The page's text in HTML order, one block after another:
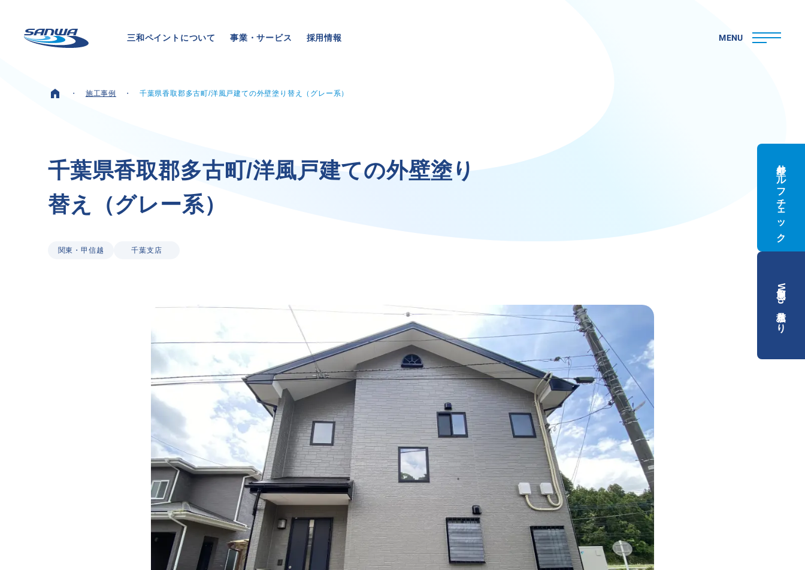
三和ペイントについて 事業・サービス 採用情報 MENU
三和ペイントについて
理念
代表メッセージ
拠点一覧
事業・サービス
無料点検・お見積もり
採用情報
よくある質問 お問い合わせ
資料請求
簡単Web見積もり（無料）
現地診断見積もり（無料）
無料点検
施工パートナー募集
総合お問い合わせ
プライバシーポリシー コミュニティガイドライン AIポリシー 特定商取引法に基づく表記
施工事例 千葉県香取郡多古町/洋風戸建ての外壁塗り替え（グレー系）
千葉県香取郡多古町/洋風戸建ての外壁塗り
替え （グレー系）
関東・甲信越 千葉支店
外壁セルフチェック
簡単Web見積もり